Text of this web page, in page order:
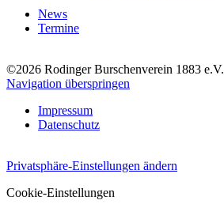
News
Termine
©2026 Rodinger Burschenverein 1883 e.V.
Navigation überspringen
Impressum
Datenschutz
Privatsphäre-Einstellungen ändern
Cookie-Einstellungen